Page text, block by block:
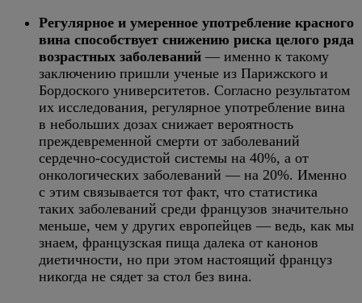
Регулярное и умеренное употребление красного
вина способствует снижению риска целого ряда
возрастных заболеваний — именно к такому
заключению пришли ученые из Парижского и
Бордоского университетов. Согласно результатом
их исследования, регулярное употребление вина
в небольших дозах снижает вероятность
преждевременной смерти от заболеваний
сердечно-сосудистой системы на 40%, а от
онкологических заболеваний — на 20%. Именно
с этим связывается тот факт, что статистика
таких заболеваний среди французов значительно
меньше, чем у других европейцев — ведь, как мы
знаем, французская пища далека от канонов
диетичности, но при этом настоящий француз
никогда не сядет за стол без вина.